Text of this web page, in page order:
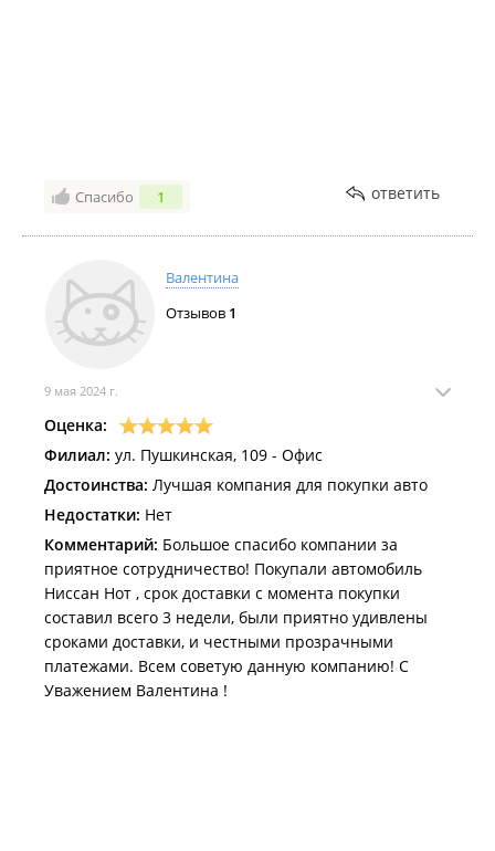
Спасибо 1 ответить
Валентина
Отзывов 1
9 мая 2024 г.
Оценка:
Филиал: ул. Пушкинская, 109 - Офис
Достоинства: Лучшая компания для покупки авто
Недостатки: Нет
Комментарий: Большое спасибо компании за
приятное сотрудничество! Покупали автомобиль
Ниссан Нот , срок доставки с момента покупки
составил всего 3 недели, были приятно удивлены
сроками доставки, и честными прозрачными
платежами. Всем советую данную компанию! С
Уважением Валентина !